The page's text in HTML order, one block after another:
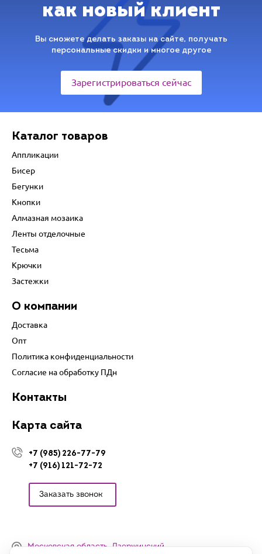
как новый клиент
Вы сможете делать заказы на сайте, получать
персональные скидки и многое другое
Зарегистрироваться сейчас
Каталог товаров
Аппликации
Бисер
Бегунки
Кнопки
Алмазная мозаика
Ленты отделочные
Тесьма
Крючки
Застежки
О компании
Доставка
Опт
Политика конфиденциальности
Согласие на обработку ПДн
Контакты
Карта сайта
+7 (985) 226-77-79
+7 (916) 121-72-72
Заказать звонок
Московская область, Дзержинский,